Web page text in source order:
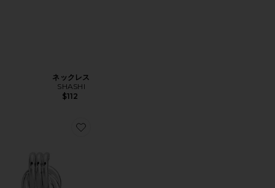
ネックレス
SHASHI
$112
Favorite KNOT イヤリング